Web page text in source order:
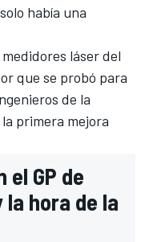
había una
medidores láser del
que se probó para
de la
primera mejora
el GP de
la hora de la